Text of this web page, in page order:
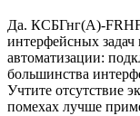
Да. КСБГнг(А)-FRHF
интерфейсных задач
автоматизации:
большинства
Учтите отсутствие
помехах лучше